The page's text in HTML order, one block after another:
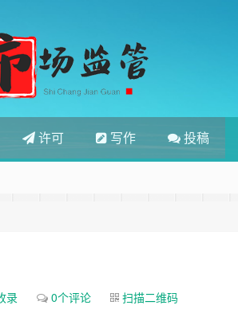
许可 写作 投稿
录 0个评论 扫描二维码